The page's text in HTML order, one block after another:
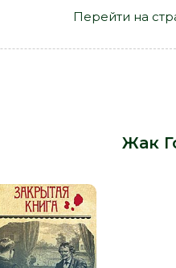
Перейти на
Жак